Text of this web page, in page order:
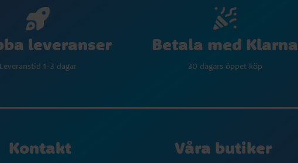
leveranser
Leveranstid 1-3 dagar
Betala med Klarna
30 dagars öppet köp
Kontakt Våra butiker